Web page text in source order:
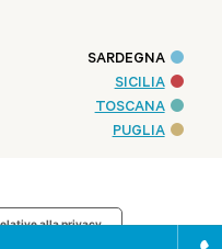
SARDEGNA
SICILIA
TOSCANA
PUGLIA
alla privacy